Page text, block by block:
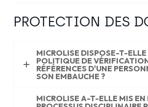
PROTECTION DES
MICROLISE DISPOSE-T-ELLE
POLITIQUE DE
RÉFÉRENCES D'UNE
SON EMBAUCHE ?
MICROLISE A-T-ELLE MIS EN